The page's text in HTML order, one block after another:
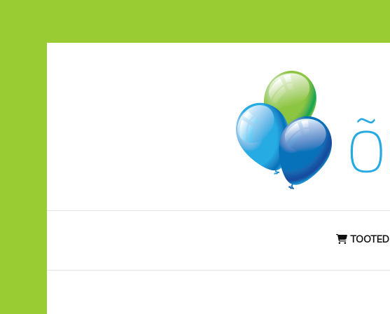
pood.ohupallikeskus.ee
Peotarbed ja õhupallitrükk ühest kohast
TOOTED